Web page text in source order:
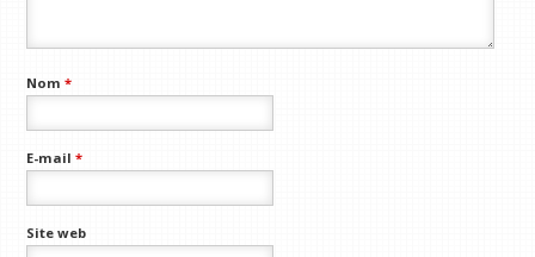
Nom*
E-mail*
Site web